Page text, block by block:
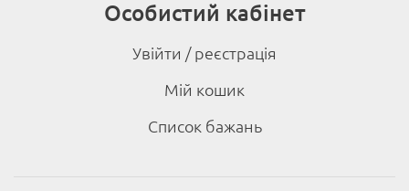
Особистий кабінет
Увійти / реєстрація
Мій кошик
Список бажань